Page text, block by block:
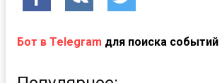
Бот в Telegram для поиска событий